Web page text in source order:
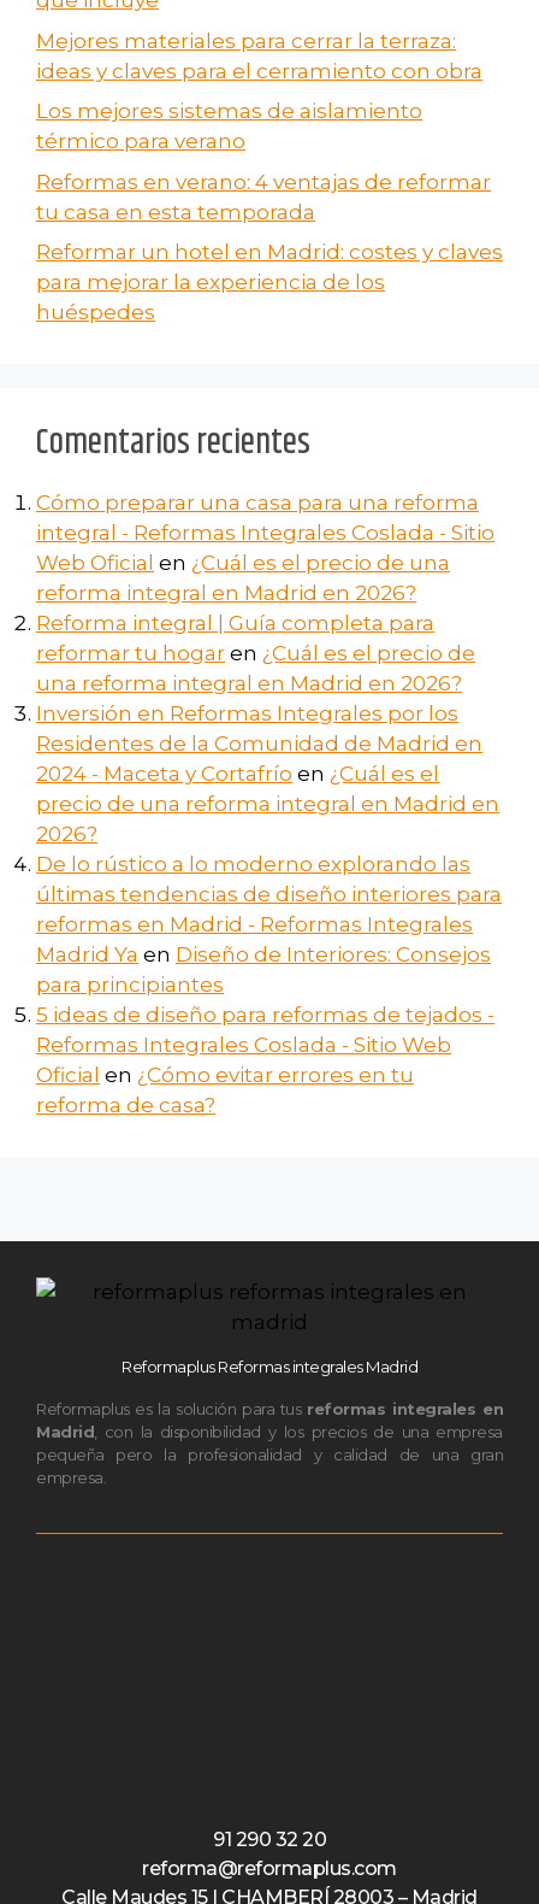
Mejores materiales para cerrar la terraza:
ideas y claves para el cerramiento con obra
Los mejores sistemas de aislamiento
térmico para verano
Reformas en verano​: 4 ventajas de reformar
tu casa en esta temporada
Reformar un hotel en Madrid: costes y claves
para mejorar la experiencia de los
huéspedes
Comentarios recientes
Cómo preparar una casa para una reforma
integral - Reformas Integrales Coslada - Sitio
Web Oficial en ¿Cuál es el precio de una
reforma integral en Madrid en 2026?
Reforma integral | Guía completa para
reformar tu hogar en ¿Cuál es el precio de
una reforma integral en Madrid en 2026?
Inversión en Reformas Integrales por los
Residentes de la Comunidad de Madrid en
2024 - Maceta y Cortafrío en ¿Cuál es el
precio de una reforma integral en Madrid en
2026?
De lo rústico a lo moderno explorando las
últimas tendencias de diseño interiores para
reformas en Madrid - Reformas Integrales
Madrid Ya en Diseño de Interiores: Consejos
para principiantes
5 ideas de diseño para reformas de tejados -
Reformas Integrales Coslada - Sitio Web
Oficial en ¿Cómo evitar errores en tu
reforma de casa?
Reformaplus Reformas integrales Madrid
Reformaplus es la solución para tus reformas integrales en
Madrid , con la disponibilidad y los precios de una empresa
pequeña pero la profesionalidad y calidad de una gran
empresa.
91 290 32 20
reforma@reformaplus.com
Calle Maudes 15 | CHAMBERÍ 28003 – Madrid